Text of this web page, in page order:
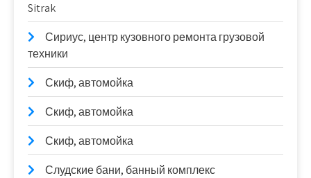
Sitrak
Сириус, центр кузовного ремонта грузовой
техники
Скиф, автомойка
Скиф, автомойка
Скиф, автомойка
Слудские бани, банный комплекс